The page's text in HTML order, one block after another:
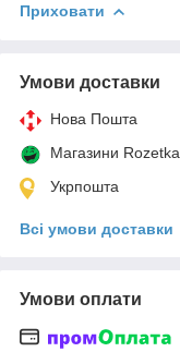
Приховати
Умови доставки
Нова Пошта
Магазини Rozetka
Укрпошта
Всі умови доставки
Умови оплати